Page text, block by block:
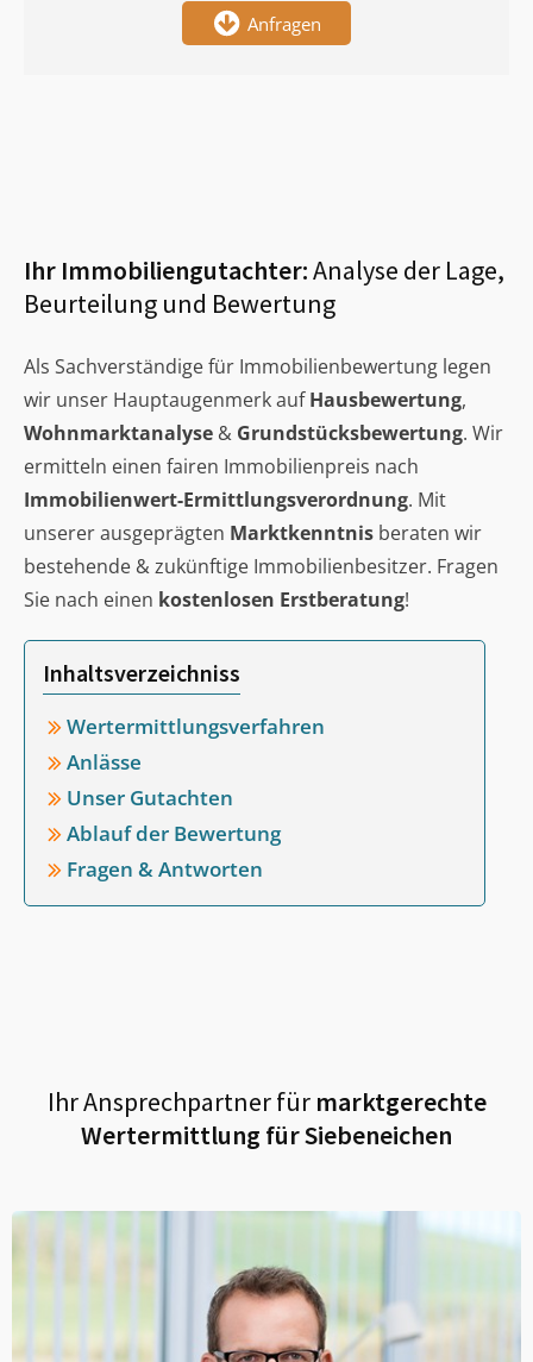
Anfragen
Ihr Immobiliengutachter:Analyse der Lage,
Beurteilung und Bewertung
Als Sachverständige für Immobilienbewertung legen
wir unser Hauptaugenmerk aufHausbewertung,
Wohnmarktanalyse & Grundstücksbewertung. Wir
ermitteln einen fairen Immobilienpreis nach
Immobilienwert-Ermittlungsverordnung. Mit
unserer ausgeprägten Marktkenntnis beraten wir
bestehende & zukünftige Immobilienbesitzer. Fragen
Sie nach einen kostenlosen Erstberatung!
Inhaltsverzeichniss
Wertermittlungsverfahren
Anlässe
Unser Gutachten
Ablauf der Bewertung
Fragen & Antworten
Ihr Ansprechpartner fürmarktgerechte
Wertermittlung fürSiebeneichen